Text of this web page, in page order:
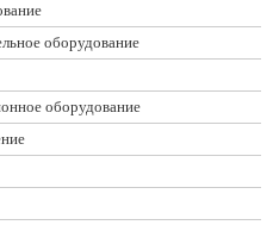
оборудование
оборудование